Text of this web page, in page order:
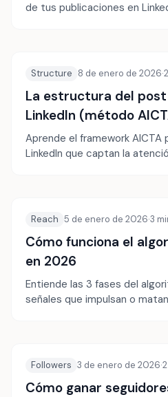
de tus publicaciones en
Structure 8 de enero de 2026·2
La estructura del
LinkedIn (método
Aprende el framework
LinkedIn que captan la
Reach 5 de enero de 2026·3
Cómo funciona el
en 2026
Entiende las 3 fases del
señales que impulsan o
Followers 3 de enero de 2026·2
Cómo ganar